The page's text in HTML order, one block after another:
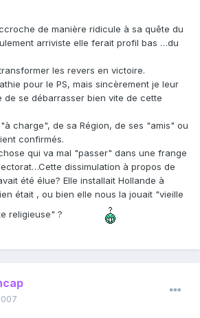
de manière ridicule à sa quête du
arriviste elle ferait profil bas …du
les revers en victoire.
pour le PS, mais sincèrement je leur
de se débarrasser bien vite de cette
charge", de sa Région, de ses "amis" ou
confirmés.
qui va mal "passer" dans une frange
dissimulation à propos de
été élue? Elle installait Hollande à
était , ou bien elle nous la jouait "vieille
religieuse" ?